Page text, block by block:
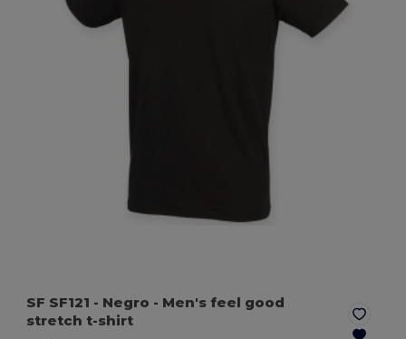
SF SF121 - Negro - Men's feel good
stretch t-shirt